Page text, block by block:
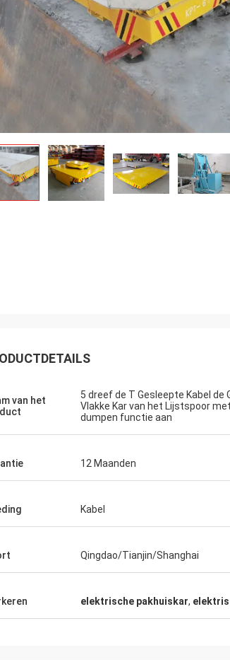
Ceyhan
ik een vijf sterrencliënt kan zijn!
van het
5 dreef de T Gesleepte Kabel de
Vlakke Kar van het Lijstspoor
dumpen functie aan
12 Maanden
Kabel
Qingdao/Tianjin/Shanghai
elektrische pakhuiskar,